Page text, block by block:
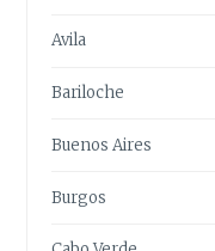
Avila
Bariloche
Buenos Aires
Burgos